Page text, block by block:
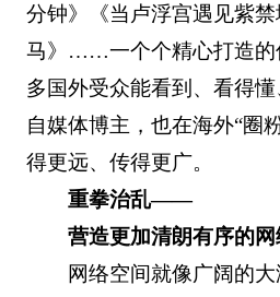
分钟》《当卢浮宫遇见紫
马》……一个个精心打造的
多国外受众能看到、看得
自媒体博主，也在海外“圈
得更远、传得更广。
重拳治乱——
营造更加清朗有序的
网络空间就像广阔的